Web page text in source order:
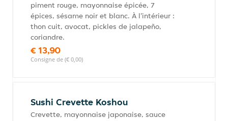
piment rouge, mayonnaise épicée, 7
épices, sésame noir et blanc. À l'intérieur :
thon cuit, avocat, pickles de jalapeño,
coriandre.
€ 13,90
Consigne de (€ 0,00)
Sushi Crevette Koshou
Crevette, mayonnaise japonaise, sauce